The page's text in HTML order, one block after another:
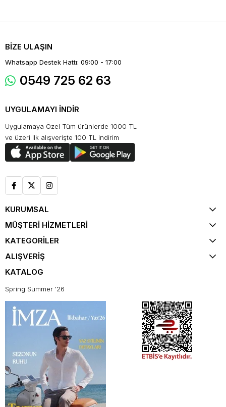
BİZE ULAŞIN
Whatsapp Destek Hattı: 09:00 - 17:00
0549 725 62 63
UYGULAMAYI İNDİR
Uygulamaya Özel Tüm ürünlerde 1000 TL
ve üzeri ilk alışverişte 100 TL indirim
KURUMSAL
MÜŞTERİ HİZMETLERİ
KATEGORİLER
ALIŞVERİŞ
KATALOG
Spring Summer '26